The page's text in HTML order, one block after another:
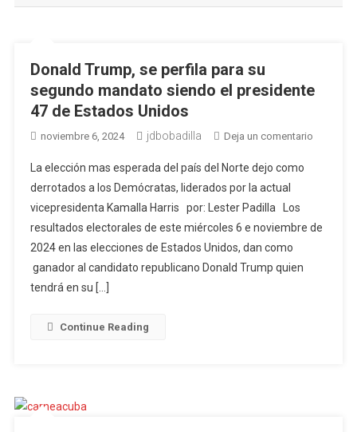
Donald Trump, se perfila para su
segundo mandato siendo el presidente
47 de Estados Unidos
noviembre 6, 2024 jdbobadilla Deja un comentarioen
para
La elección mas esperada del país del Norte dejo como
derrotados a los Demócratas, liderados por la actual
vicepresidenta Kamalla Harris por: Lester Padilla Los
resultados electorales de este miércoles 6 e noviembre de
2024 en las elecciones de Estados Unidos, dan como
ganador al candidato republicano Donald Trump quien
tendrá en su […]
Continue Reading